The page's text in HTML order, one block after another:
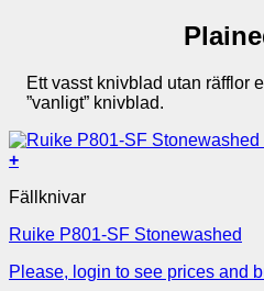
Ett vasst knivblad utan räfflor
”vanligt” knivblad.
+
Fällknivar
Ruike P801-SF Stonewashed
Please, login to see prices and